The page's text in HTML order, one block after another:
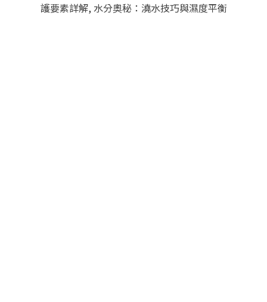
護要素詳解,水分奧秘：澆水技巧與濕度平衡